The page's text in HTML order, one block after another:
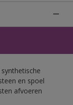
en spoel
afvoeren